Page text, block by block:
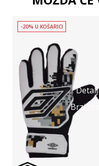
Brzi
-20% U KOŠARICI